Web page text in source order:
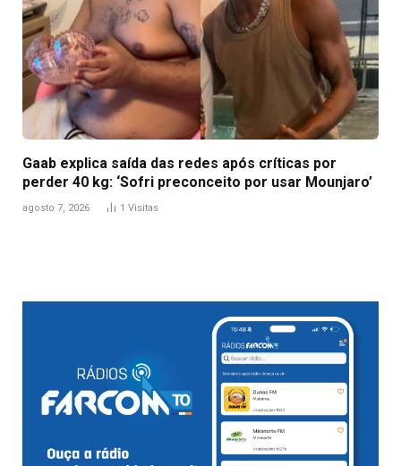
Gaab explica saída das redes após críticas por
perder 40 kg: ‘Sofri preconceito por usar Mounjaro’
agosto 7, 2026 1 Visitas